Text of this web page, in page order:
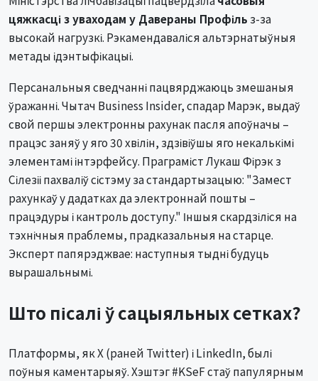
цяжкасці з уваходам у Давераны Профіль з-за
высокай нагрузкі. Рэкамендаваліся альтэрнатыўныя
метады ідэнтыфікацыі.
Персанальныя сведчанні пацвярджаюць змешаныя
ўражанні. Чытач Business Insider, спадар Марэк, выдаў
свой першы электронны рахунак пасля апоўначы –
працэс заняў у яго 30 хвілін, здзівіўшы яго некалькімі
элементамі інтэрфейсу. Праграміст Лукаш Фірэк з
Сілезіі пахваліў сістэму за стандартызацыю: "Замест
рахункаў у дадатках да электроннай пошты –
працэдуры і кантроль доступу." Іншыя скардзіліся на
тэхнічныя праблемы, прадказальныя на старце.
Эксперт папярэджвае: наступныя тыдні будуць
вырашальнымі.
Што пісалі ў сацыяльных сетках?
Платформы, як X (раней Twitter) і LinkedIn, былі
поўныя каментарыяў. Хэштэг #KSeF стаў папулярным